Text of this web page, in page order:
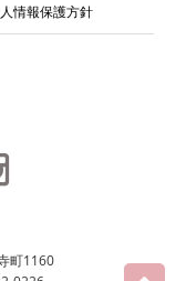
情報保護方針
町1160